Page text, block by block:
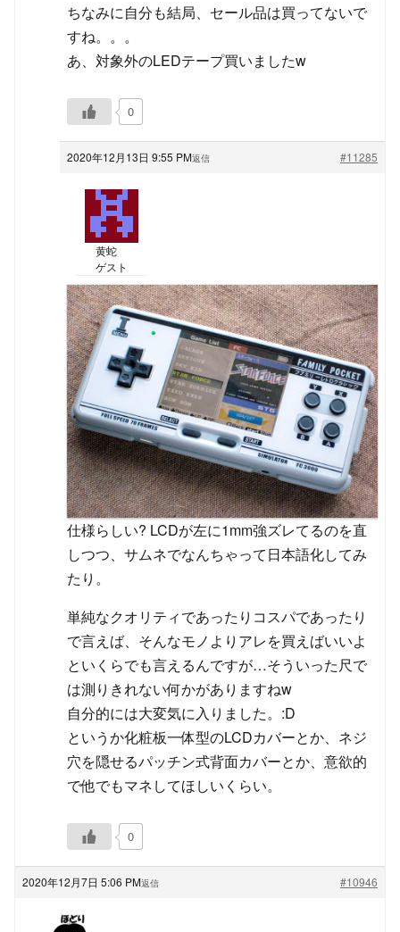
ちなみに自分も結局、セール品は買ってないで
すね。。。
あ、対象外のLEDテープ買いましたw
0
2020年12月13日 9:55 PM #11285
返信
黄蛇
ゲスト
仕様らしい? LCDが左に1mm強ズレてるのを直
しつつ、サムネでなんちゃって日本語化してみ
たり。
単純なクオリティであったりコスパであったり
で言えば、そんなモノよりアレを買えばいいよ
といくらでも言えるんですが…そういった尺で
は測りきれない何かがありますねw
自分的には大変気に入りました。:D
というか化粧板一体型のLCDカバーとか、ネジ
穴を隠せるパッチン式背面カバーとか、意欲的
で他でもマネしてほしいくらい。
0
2020年12月7日 5:06 PM #10946
返信